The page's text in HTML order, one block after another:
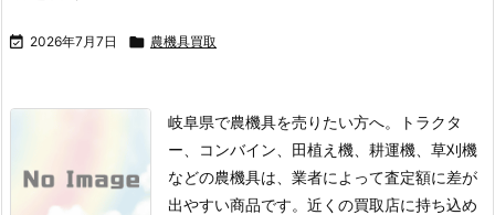
 2026年7月7日  農機具買取
岐阜県で農機具を売りたい方へ。トラクタ
ー、コンバイン、田植え機、耕運機、草刈機
などの農機具は、業者によって査定額に差が
出やすい商品です。 近くの買取店に持ち込め